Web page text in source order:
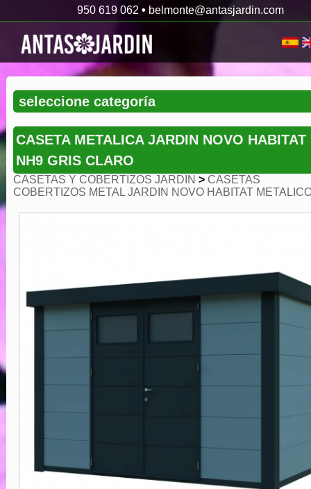
950 619 062 • belmonte@antasjardin.com
CASETA METALICA JARDIN NOVO HABITAT
NH9 GRIS CLARO
CASETAS Y COBERTIZOS JARDIN > CASETAS
COBERTIZOS METAL JARDIN NOVO HABITAT